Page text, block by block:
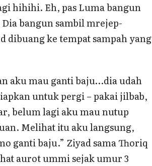
hihihi. Eh, pas Luma bangun
bangun sambil mrejep-
dibuang ke tempat sampah yang
aku mau ganti baju…dia udah
untuk pergi – pakai jilbab,
belum lagi aku mau nutup
Melihat itu aku langsung,
ganti baju.” Ziyad sama Thoriq
aurot ummi sejak umur 3